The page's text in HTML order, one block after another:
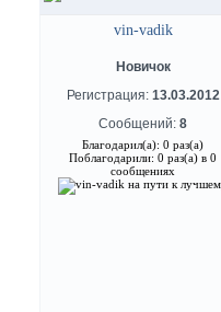
vin-vadik
Новичок
Регистрация: 13.03.2012
Сообщений: 8
Благодарил(а): 0 раз(а)
Поблагодарили: 0 раз(а) в 0
сообщениях